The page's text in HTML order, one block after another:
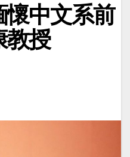
中文系前
教授